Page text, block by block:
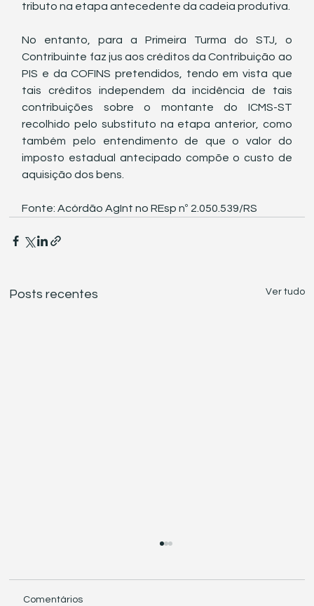
tributo na etapa antecedente da cadeia produtiva.
No entanto, para a Primeira Turma do STJ, o
Contribuinte faz jus aos créditos da Contribuição ao
PIS e da COFINS pretendidos, tendo em vista que
tais créditos independem da incidência de tais
contribuições sobre o montante do ICMS-ST
recolhido pelo substituto na etapa anterior, como
também pelo entendimento de que o valor do
imposto estadual antecipado compõe o custo de
aquisição dos bens.
Fonte: Acórdão AgInt no REsp nº 2.050.539/RS
Posts recentes Ver tudo
Comentários